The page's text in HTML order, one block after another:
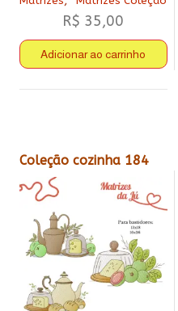
R$ 35,00
Adicionar ao carrinho
Coleção cozinha 184